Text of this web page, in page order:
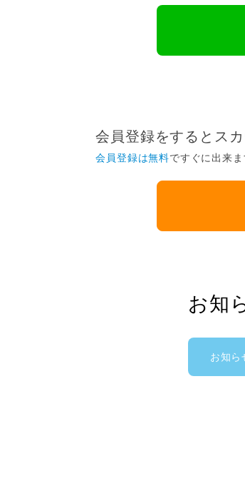
会員登録をするとスカ
会員登録は無料ですぐに出来ま
お知
お知ら